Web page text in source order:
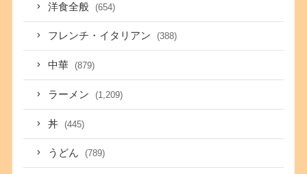
洋食全般 (654)
フレンチ・イタリアン (388)
中華 (879)
ラーメン (1,209)
丼 (445)
うどん (789)